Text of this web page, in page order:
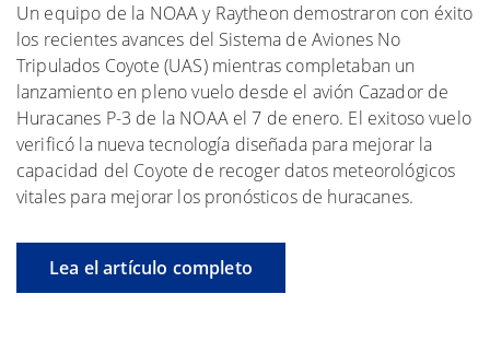
Un equipo de la NOAA y Raytheon demostraron con éxito
los recientes avances del Sistema de Aviones No
Tripulados Coyote (UAS) mientras completaban un
lanzamiento en pleno vuelo desde el avión Cazador de
Huracanes P-3 de la NOAA el 7 de enero. El exitoso vuelo
verificó la nueva tecnología diseñada para mejorar la
capacidad del Coyote de recoger datos meteorológicos
vitales para mejorar los pronósticos de huracanes.
Lea el artículo completo